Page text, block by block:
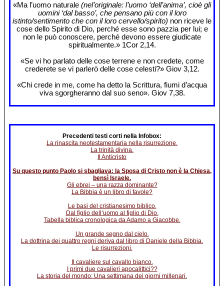
«Ma l’uomo naturale (nel’originale: l’uomo ‘dell’anima’, cioè gli
uomini ‘dal basso’, che pensano più con il loro
istinto/sentimento che con il loro cervello/spirito) non riceve le
cose dello Spirito di Dio, perché esse sono pazzia per lui; e
non le può conoscere, perché devono essere giudicate
spiritualmente.» 1Cor 2,14.
«Se vi ho parlato delle cose terrene e non credete, come
crederete se vi parlerò delle cose celesti?» Giov 3,12.
«Chi crede in me, come ha detto la Scrittura, fiumi d’acqua
viva sgorgheranno dal suo seno». Giov 7,38.
Precedenti testi corti nella Infobox:
La rinascita neotestamentaria nella risurrezione.
La trinità divina.
Il Anticristo
Su questo punto Paolo si sbagliava: la Sposa di Cristo non è la Chiesa,
bensì Israele.
Gli ebrei – una razza dominante?
La Bibbia è un libro di favole?
Le basi del cristianesimo biblico.
Dal figlio dell’uomo al figlio di Dio.
Tabella biblica cronologica da Adamo a Giacobbe.
Un grande segno dal cielo.
La dottrina dei quattro regni deriva dal libro di Daniele della Bibbia.
Le risurrezioni.
Il cavaliere sul cavallo bianco.
I primi due cavalieri apocalittici??
La storia del mondo: Una settimana dei giorni millenari.